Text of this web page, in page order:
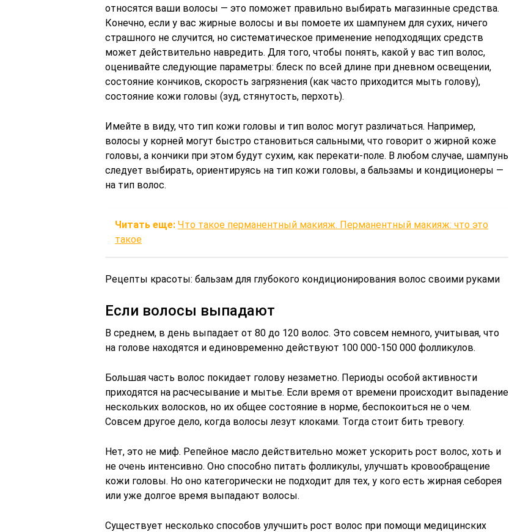
относятся ваши волосы — это поможет правильно выбирать магазинные средства.
Конечно, если у вас жирные волосы и вы помоете их шампунем для сухих, ничего
страшного не случится, но систематическое применение неподходящих средств
может действительно навредить. Для того, чтобы понять, какой у вас тип волос,
оценивайте следующие параметры: блеск по всей длине при дневном освещении,
состояние кончиков, скорость загрязнения (как часто приходится мыть голову),
состояние кожи головы (зуд, стянутость, перхоть).
Имейте в виду, что тип кожи головы и тип волос могут различаться. Например,
волосы у корней могут быстро становиться сальными, что говорит о жирной коже
головы, а кончики при этом будут сухим, как перекати-поле. В любом случае, шампунь
следует выбирать, ориентируясь на тип кожи головы, а бальзамы и кондиционеры —
на тип волос.
Читать еще: Что такое перманентный макияж. Перманентный макияж: что это
такое
Рецепты красоты: бальзам для глубокого кондиционирования волос своими руками
Если волосы выпадают
В среднем, в день выпадает от 80 до 120 волос. Это совсем немного, учитывая, что
на голове находятся и единовременно действуют 100 000-150 000 фолликулов.
Большая часть волос покидает голову незаметно. Периоды особой активности
приходятся на расчесывание и мытье. Если время от времени происходит выпадение
нескольких волосков, но их общее состояние в норме, беспокоиться не о чем.
Совсем другое дело, когда волосы лезут клоками. Тогда стоит бить тревогу.
Нет, это не миф. Репейное масло действительно может ускорить рост волос, хоть и
не очень интенсивно. Оно способно питать фолликулы, улучшать кровообращение
кожи головы. Но оно категорически не подходит для тех, у кого есть жирная себорея
или уже долгое время выпадают волосы.
Существует несколько способов улучшить рост волос при помощи медицинских